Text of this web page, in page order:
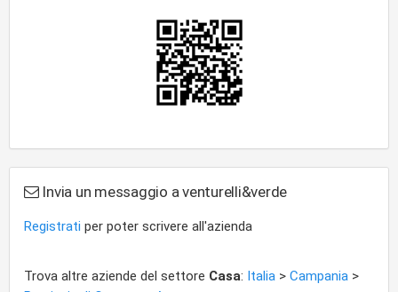
Invia un messaggio a venturelli&verde
Registrati per poter scrivere all'azienda
Trova altre aziende del settore Casa: Italia > Campania >